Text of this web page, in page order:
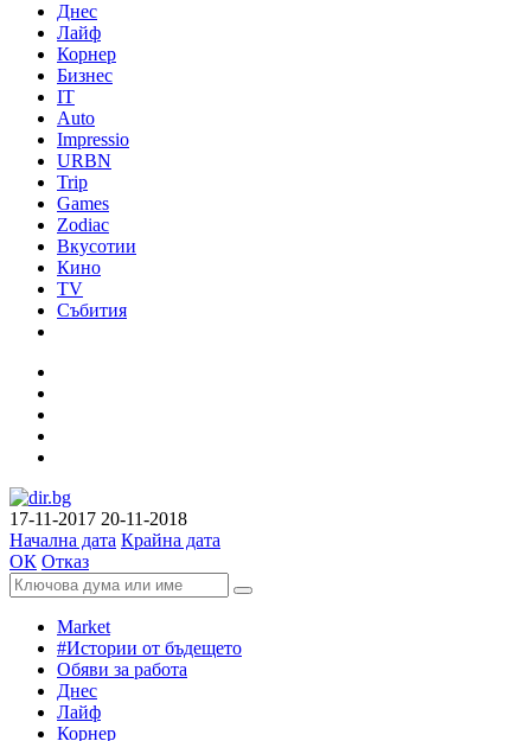
Днес
Лайф
Корнер
Бизнес
IT
Auto
Impressio
URBN
Trip
Games
Zodiac
Вкусотии
Кино
TV
Събития
17-11-2017 20-11-2018
Начална дата Крайна дата
ОК Отказ
Market
#Истории от бъдещето
Обяви за работа
Днес
Лайф
Корнер